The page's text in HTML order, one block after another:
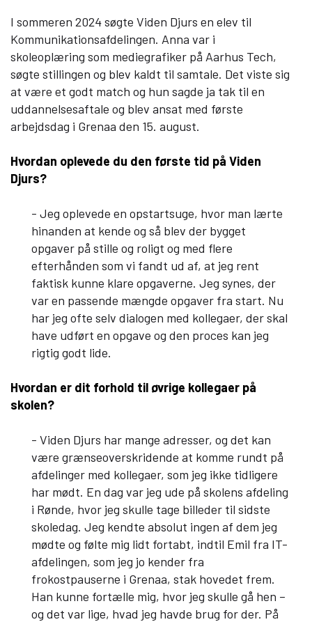
I sommeren 2024 søgte Viden Djurs en elev til
Kommunikationsafdelingen. Anna var i
skoleoplæring som mediegrafiker på Aarhus Tech,
søgte stillingen og blev kaldt til samtale. Det viste sig
at være et godt match og hun sagde ja tak til en
uddannelsesaftale og blev ansat med første
arbejdsdag i Grenaa den 15. august.
Hvordan oplevede du den første tid på Viden
Djurs?
- Jeg oplevede en opstartsuge, hvor man lærte
hinanden at kende og så blev der bygget
opgaver på stille og roligt og med flere
efterhånden som vi fandt ud af, at jeg rent
faktisk kunne klare opgaverne. Jeg synes, der
var en passende mængde opgaver fra start. Nu
har jeg ofte selv dialogen med kollegaer, der skal
have udført en opgave og den proces kan jeg
rigtig godt lide.
Hvordan er dit forhold til øvrige kollegaer på
skolen?
- Viden Djurs har mange adresser, og det kan
være grænseoverskridende at komme rundt på
afdelinger med kollegaer, som jeg ikke tidligere
har mødt. En dag var jeg ude på skolens afdeling
i Rønde, hvor jeg skulle tage billeder til sidste
skoledag. Jeg kendte absolut ingen af dem jeg
mødte og følte mig lidt fortabt, indtil Emil fra IT-
afdelingen, som jeg jo kender fra
frokostpauserne i Grenaa, stak hovedet frem.
Han kunne fortælle mig, hvor jeg skulle gå hen –
og det var lige, hvad jeg havde brug for der. På